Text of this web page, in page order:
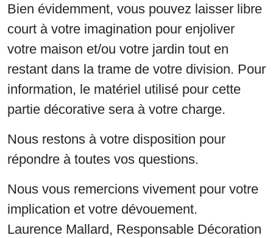
Bien évidemment, vous pouvez laisser libre
court à votre imagination pour enjoliver
votre maison et/ou votre jardin tout en
restant dans la trame de votre division. Pour
information, le matériel utilisé pour cette
partie décorative sera à votre charge.
Nous restons à votre disposition pour
répondre à toutes vos questions.
Nous vous remercions vivement pour votre
implication et votre dévouement.
Laurence Mallard, Responsable Décoration